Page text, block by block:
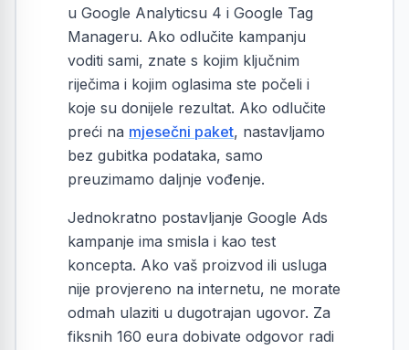
u Google Analyticsu 4 i Google Tag
Manageru. Ako odlučite kampanju
voditi sami, znate s kojim ključnim
riječima i kojim oglasima ste počeli i
koje su donijele rezultat. Ako odlučite
preći na mjesečni paket, nastavljamo
bez gubitka podataka, samo
preuzimamo daljnje vođenje.
Jednokratno postavljanje Google Ads
kampanje ima smisla i kao test
koncepta. Ako vaš proizvod ili usluga
nije provjereno na internetu, ne morate
odmah ulaziti u dugotrajan ugovor. Za
fiksnih 160 eura dobivate odgovor radi